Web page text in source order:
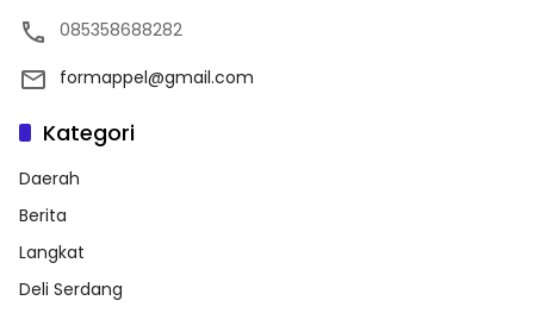
085358688282
formappel@gmail.com
Kategori
Daerah
Berita
Langkat
Deli Serdang